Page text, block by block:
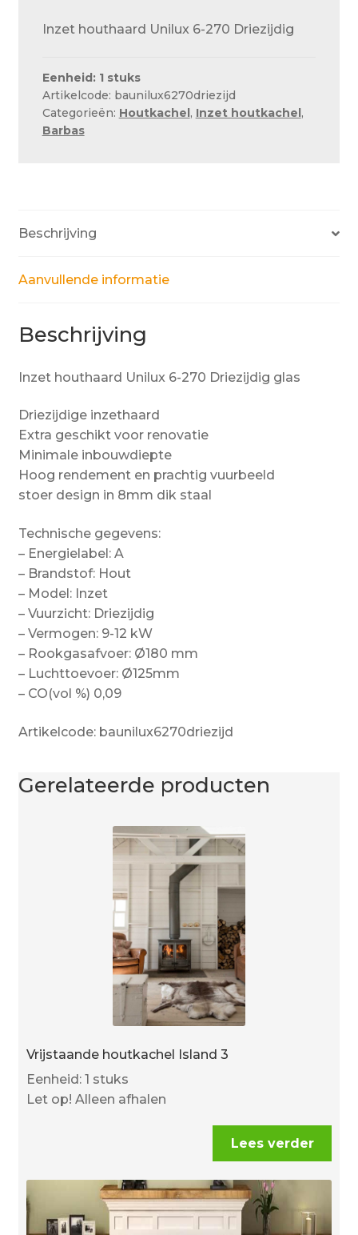
Inzet houthaard Unilux 6-270 Driezijdig
Eenheid: 1 stuks
Artikelcode: baunilux6270driezijd
Categorieën: Houtkachel , Inzet houtkachel ,
Barbas
Beschrijving
Aanvullende informatie
Beschrijving
Inzet houthaard Unilux 6-270 Driezijdig glas
Driezijdige inzethaard
Extra geschikt voor renovatie
Minimale inbouwdiepte
Hoog rendement en prachtig vuurbeeld
stoer design in 8mm dik staal
Technische gegevens:
– Energielabel: A
– Brandstof: Hout
– Model: Inzet
– Vuurzicht: Driezijdig
– Vermogen: 9-12 kW
– Rookgasafvoer: Ø180 mm
– Luchttoevoer: Ø125mm
– CO(vol %) 0,09
Artikelcode: baunilux6270driezijd
Gerelateerde producten
Vrijstaande houtkachel Island 3
Eenheid: 1 stuks
Let op! Alleen afhalen
Lees verder